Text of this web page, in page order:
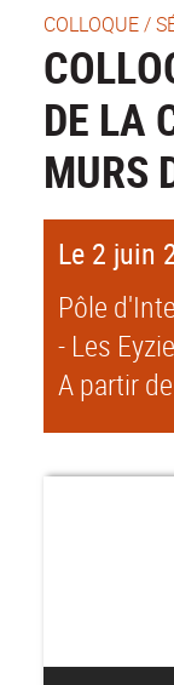
COLLOQUE /
DE LA
MURS
Le 2 juin
Pôle
- Les
A partir